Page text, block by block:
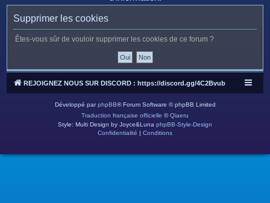
e
Supprimer les cookies
Êtes-vous sûr de vouloir supprimer les cookies de ce forum ?
REJOIGNEZ NOUS SUR DISCORD : https://discord.gg/4C2Bvub
Développé parphpBB® Forum Software © phpBB Limited
Traduction française officielle ©Qiaeru
Style: Multi Design by Joyce&Luna phpBB-Style-Design
Confidentialité | Conditions